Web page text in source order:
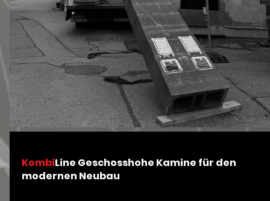
KombiLine Geschosshohe Kamine für den
modernen Neubau